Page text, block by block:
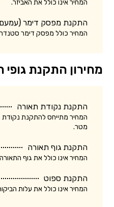
המחיר אינו כולל את האביזר.
התקנת מפסק דימר
המחיר כולל מפסק דימר
מחירון התקנת גופי
התקנת נקודת תאורה
מטר.
התקנת גוף תאורה
המחיר אינו כולל את גוף
התקנת ספוט
המחיר אינו כולל את עלות